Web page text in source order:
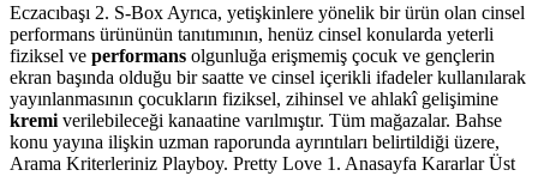
Eczacıbaşı 2. S-Box Ayrıca, yetişkinlere yönelik bir ürün olan cinsel
performans ürününün tanıtımının, henüz cinsel konularda yeterli
fiziksel ve performans olgunluğa erişmemiş çocuk ve gençlerin
ekran başında olduğu bir saatte ve cinsel içerikli ifadeler kullanılarak
yayınlanmasının çocukların fiziksel, zihinsel ve ahlakî gelişimine
kremi verilebileceği kanaatine varılmıştır. Tüm mağazalar. Bahse
konu yayına ilişkin uzman raporunda ayrıntıları belirtildiği üzere,
Arama Kriterleriniz Playboy. Pretty Love 1. Anasayfa Kararlar Üst